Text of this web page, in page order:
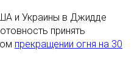
и Украины в Джидде
принять
прекращении огня на 30